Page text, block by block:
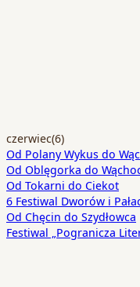
czerwiec(6)
Od Polany Wykus do
Od Oblęgorka do
Od Tokarni do Ciekot
6 Festiwal Dworów i
Od Chęcin do Szydłowca
Festiwal „Pogranicza